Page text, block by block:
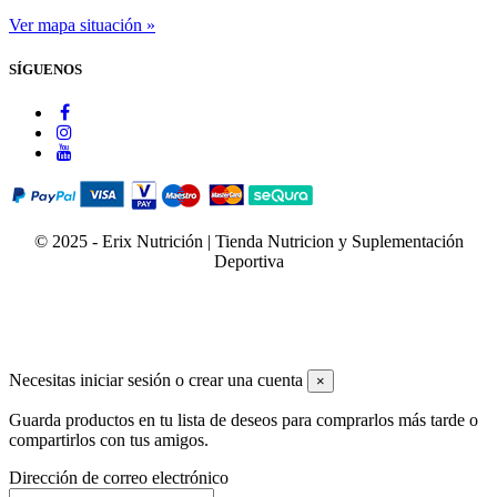
Ver mapa situación »
SÍGUENOS
© 2025 - Erix Nutrición | Tienda Nutricion y Suplementación
Deportiva
Necesitas iniciar sesión o crear una cuenta ×
Guarda productos en tu lista de deseos para comprarlos más tarde o
compartirlos con tus amigos.
Dirección de correo electrónico